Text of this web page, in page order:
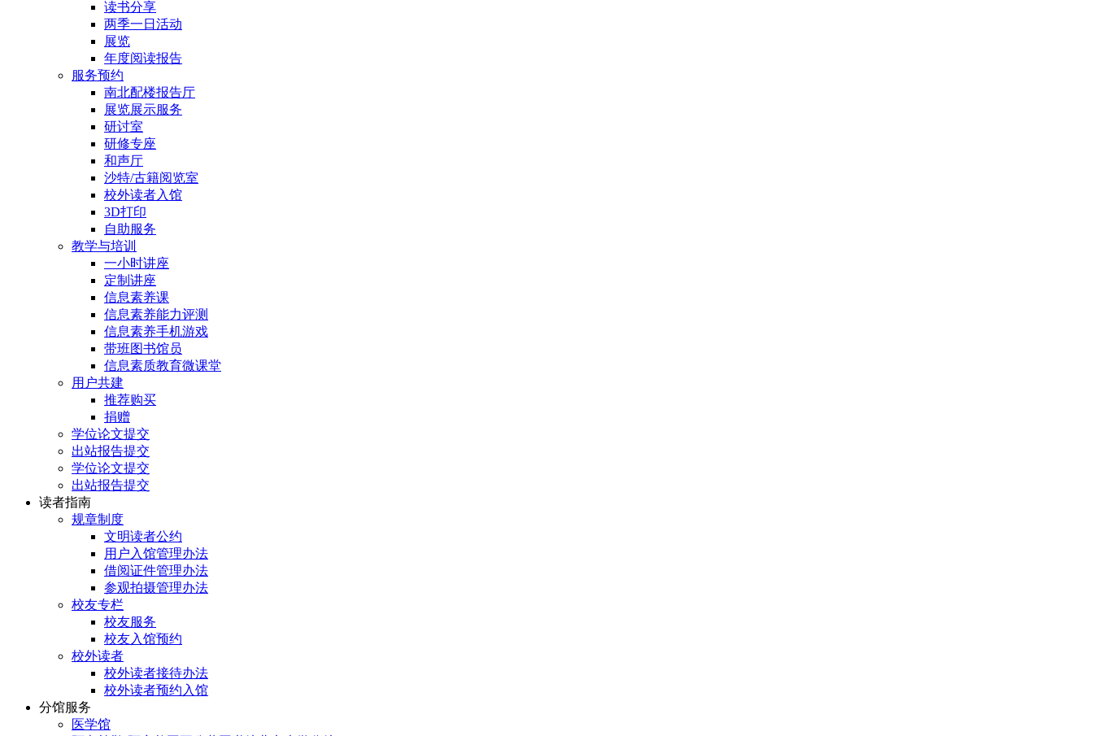
读书分享
两季一日活动
展览
年度阅读报告
服务预约
南北配楼报告厅
展览展示服务
研讨室
研修专座
和声厅
沙特/古籍阅览室
校外读者入馆
3D打印
自助服务
教学与培训
一小时讲座
定制讲座
信息素养课
信息素养能力评测
信息素养手机游戏
带班图书馆员
信息素质教育微课堂
用户共建
推荐购买
捐赠
学位论文提交
出站报告提交
学位论文提交
出站报告提交
读者指南
规章制度
文明读者公约
用户入馆管理办法
借阅证件管理办法
参观拍摄管理办法
校友专栏
校友服务
校友入馆预约
校外读者
校外读者接待办法
校外读者预约入馆
分馆服务
医学馆